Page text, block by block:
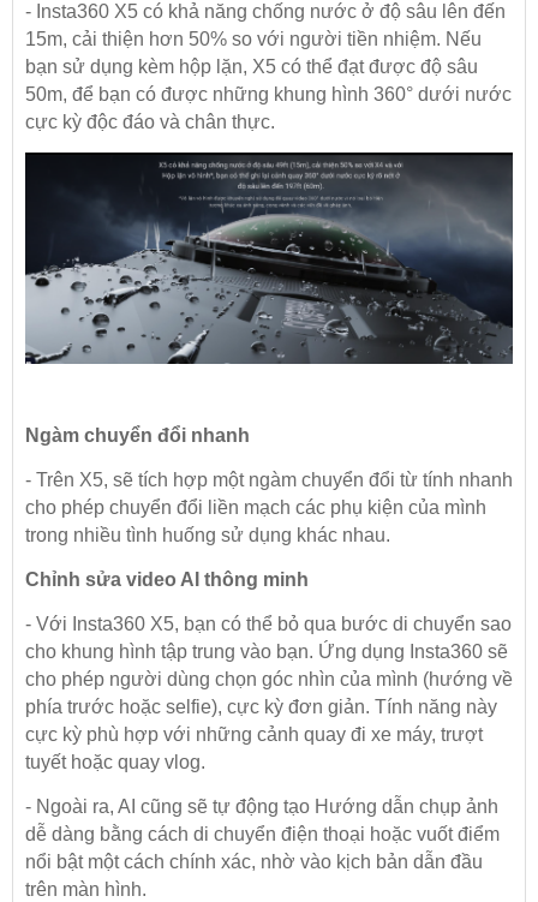
- Insta360 X5 có khả năng chống nước ở độ sâu lên đến
15m, cải thiện hơn 50% so với người tiền nhiệm. Nếu
bạn sử dụng kèm hộp lặn, X5 có thể đạt được độ sâu
50m, để bạn có được những khung hình 360° dưới nước
cực kỳ độc đáo và chân thực.
Ngàm chuyển đổi nhanh
- Trên X5, sẽ tích hợp một ngàm chuyển đổi từ tính nhanh
cho phép chuyển đổi liền mạch các phụ kiện của mình
trong nhiều tình huống sử dụng khác nhau.
Chỉnh sửa video AI thông minh
- Với Insta360 X5, bạn có thể bỏ qua bước di chuyển sao
cho khung hình tập trung vào bạn. Ứng dụng Insta360 sẽ
cho phép người dùng chọn góc nhìn của mình (hướng về
phía trước hoặc selfie), cực kỳ đơn giản. Tính năng này
cực kỳ phù hợp với những cảnh quay đi xe máy, trượt
tuyết hoặc quay vlog.
- Ngoài ra, AI cũng sẽ tự động tạo Hướng dẫn chụp ảnh
dễ dàng bằng cách di chuyển điện thoại hoặc vuốt điểm
nổi bật một cách chính xác, nhờ vào kịch bản dẫn đầu
trên màn hình.